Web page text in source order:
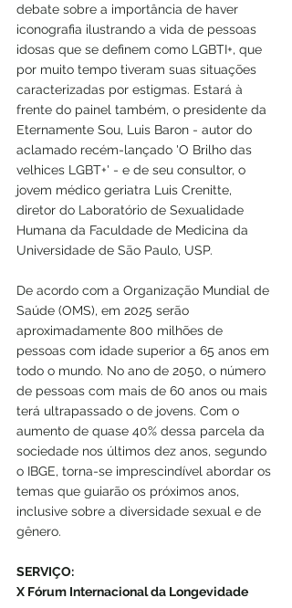
debate sobre a importância de haver
iconografia ilustrando a vida de pessoas
idosas que se definem como LGBTI+, que
por muito tempo tiveram suas situações
caracterizadas por estigmas. Estará à
frente do painel também, o presidente da
Eternamente Sou, Luis Baron - autor do
aclamado recém-lançado 'O Brilho das
velhices LGBT+' - e de seu consultor, o
jovem médico geriatra Luis Crenitte,
diretor do Laboratório de Sexualidade
Humana da Faculdade de Medicina da
Universidade de São Paulo, USP.
De acordo com a Organização Mundial de
Saúde (OMS), em 2025 serão
aproximadamente 800 milhões de
pessoas com idade superior a 65 anos em
todo o mundo. No ano de 2050, o número
de pessoas com mais de 60 anos ou mais
terá ultrapassado o de jovens. Com o
aumento de quase 40% dessa parcela da
sociedade nos últimos dez anos, segundo
o IBGE, torna-se imprescindível abordar os
temas que guiarão os próximos anos,
inclusive sobre a diversidade sexual e de
gênero.
SERVIÇO:
X Fórum Internacional da Longevidade